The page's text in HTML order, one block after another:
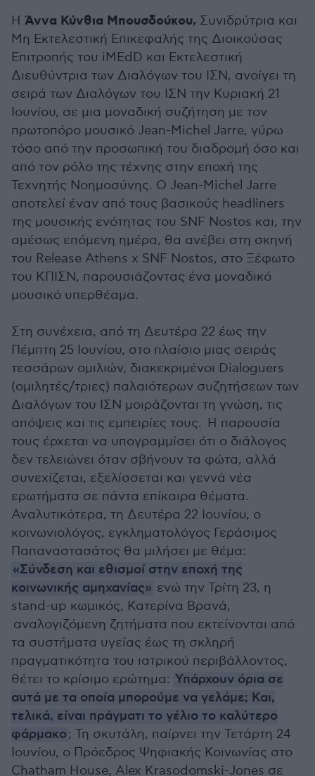
Η Άννα Κύνθια Μπουσδούκου, Συνιδρύτρια και
Μη Εκτελεστική Επικεφαλής της Διοικούσας
Επιτροπής του iMEdD και Εκτελεστική
Διευθύντρια των Διαλόγων του ΙΣΝ, ανοίγει τη
σειρά των Διαλόγων του ΙΣΝ την Κυριακή 21
Ιουνίου, σε μια μοναδική συζήτηση με τον
πρωτοπόρο μουσικό Jean-Michel Jarre, γύρω
τόσο από την προσωπική του διαδρομή όσο και
από τον ρόλο της τέχνης στην εποχή της
Τεχνητής Νοημοσύνης. Ο Jean-Michel Jarre
αποτελεί έναν από τους βασικούς headliners
της μουσικής ενότητας του SNF Nostos και, την
αμέσως επόμενη ημέρα, θα ανέβει στη σκηνή
του Release Athens x SNF Nostos, στο Ξέφωτο
του ΚΠΙΣΝ, παρουσιάζοντας ένα μοναδικό
μουσικό υπερθέαμα.
Στη συνέχεια, από τη Δευτέρα 22 έως την
Πέμπτη 25 Ιουνίου, στο πλαίσιο μιας σειράς
τεσσάρων ομιλιών, διακεκριμένοι Dialoguers
(ομιλητές/τριες) παλαιότερων συζητήσεων των
Διαλόγων του ΙΣΝ μοιράζονται τη γνώση, τις
απόψεις και τις εμπειρίες τους. Η παρουσία
τους έρχεται να υπογραμμίσει ότι ο διάλογος
δεν τελειώνει όταν σβήνουν τα φώτα, αλλά
συνεχίζεται, εξελίσσεται και γεννά νέα
ερωτήματα σε πάντα επίκαιρα θέματα.
Αναλυτικότερα, τη Δευτέρα 22 Ιουνίου, ο
κοινωνιολόγος, εγκληματολόγος Γεράσιμος
Παπαναστασάτος θα μιλήσει με θέμα:
«Σύνδεση και εθισμοί στην εποχή της
κοινωνικής αμηχανίας» ενώ την Τρίτη 23, η
stand-up κωμικός, Κατερίνα Βρανά,
αναλογιζόμενη ζητήματα που εκτείνονται από
τα συστήματα υγείας έως τη σκληρή
πραγματικότητα του ιατρικού περιβάλλοντος,
θέτει το κρίσιμο ερώτημα: Υπάρχουν όρια σε
αυτά με τα οποία μπορούμε να γελάμε; Και,
τελικά, είναι πράγματι το γέλιο το καλύτερο
φάρμακο; Τη σκυτάλη, παίρνει την Τετάρτη 24
Ιουνίου, ο Πρόεδρος Ψηφιακής Κοινωνίας στο
Chatham House, Alex Krasodomski-Jones σε